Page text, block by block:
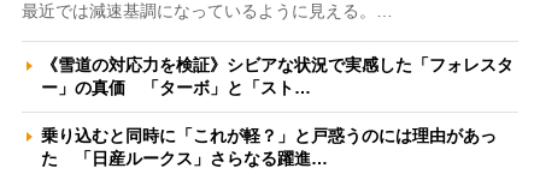
最近では減速基調になっているように見える。…
《雪道の対応力を検証》シビアな状況で実感した「フォレスタ
ー」の真価 「ターボ」と「スト…
乗り込むと同時に「これが軽？」と戸惑うのには理由があっ
た 「日産ルークス」さらなる躍進…